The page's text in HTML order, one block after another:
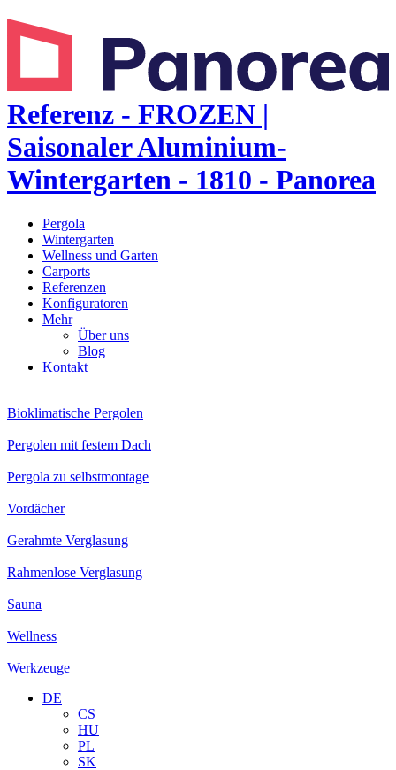
Referenz - FROZEN |
Saisonaler Aluminium-
Wintergarten - 1810 - Panorea
Pergola
Wintergarten
Wellness und Garten
Carports
Referenzen
Konfiguratoren
Mehr
Über uns
Blog
Kontakt
Bioklimatische Pergolen
Pergolen mit festem Dach
Pergola zu selbstmontage
Vordächer
Gerahmte Verglasung
Rahmenlose Verglasung
Sauna
Wellness
Werkzeuge
DE
CS
HU
PL
SK